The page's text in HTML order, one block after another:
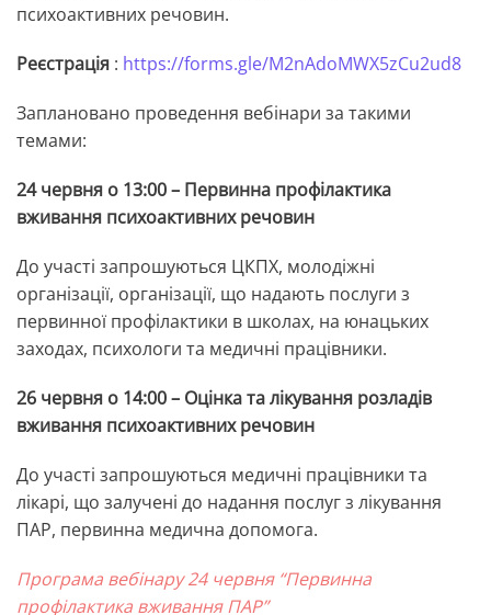
психоактивних речовин.
Реєстрація : https://forms.gle/M2nAdoMWX5zCu2ud8
Заплановано проведення вебінари за такими
темами:
24 червня о 13:00 – Первинна профілактика
вживання психоактивних речовин
До участі запрошуються ЦКПХ, молодіжні
організації, організації, що надають послуги з
первинної профілактики в школах, на юнацьких
заходах, психологи та медичні працівники.
26 червня о 14:00 – Оцінка та лікування розладів
вживання психоактивних речовин
До участі запрошуються медичні працівники та
лікарі, що залучені до надання послуг з лікування
ПАР, первинна медична допомога.
Програма вебінару 24 червня “Первинна
профілактика вживання ПАР”